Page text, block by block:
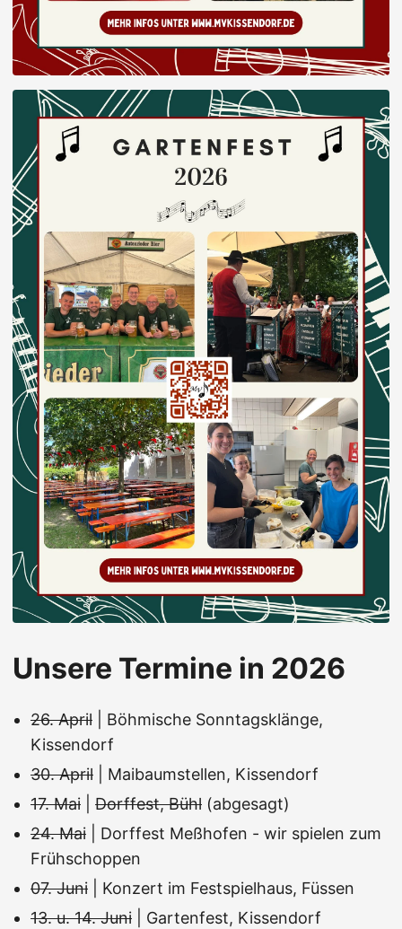
Unsere Termine in 2026
26. April | Böhmische Sonntagsklänge,
Kissendorf
30. April | Maibaumstellen, Kissendorf
17. Mai
Dorffest, Bühl (abgesagt)
24. Mai | Dorffest Meßhofen - wir spielen zum
Frühschoppen
07. Juni | Konzert im Festspielhaus, Füssen
13. u. 14. Juni | Gartenfest, Kissendorf